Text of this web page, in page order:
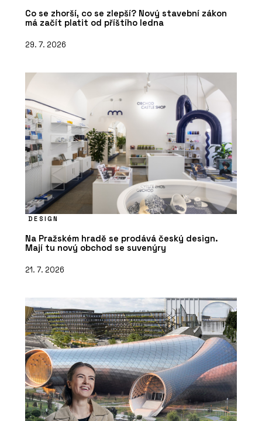
Co se zhorší, co se zlepší? Nový stavební zákon
má začít platit od příštího ledna
29. 7. 2026
DESIGN
Na Pražském hradě se prodává český design.
Mají tu nový obchod se suvenýry
21. 7. 2026